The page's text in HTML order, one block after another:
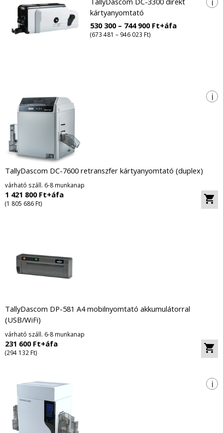
kártyanyomtató
530 300 – 744 900 Ft+áfa
(673 481 – 946 023 Ft)
i
TallyDascom DC-7600 retranszfer kártyanyomtató (duplex)
várható száll. 6-8 munkanap
1 421 800 Ft+áfa
(1 805 686 Ft)
TallyDascom DP-581 A4 mobilnyomtató akkumulátorral
(USB/WiFi)
várható száll. 6-8 munkanap
231 600 Ft+áfa
(294 132 Ft)
i